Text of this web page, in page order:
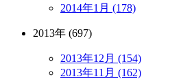
2014年1月 (178)
2013年 (697)
2013年12月 (154)
2013年11月 (162)